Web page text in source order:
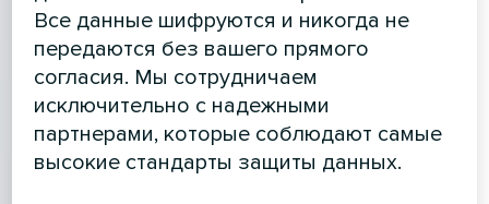
Все данные шифруются и никогда не
передаются без вашего прямого
согласия. Мы сотрудничаем
исключительно с надежными
партнерами, которые соблюдают самые
высокие стандарты защиты данных.